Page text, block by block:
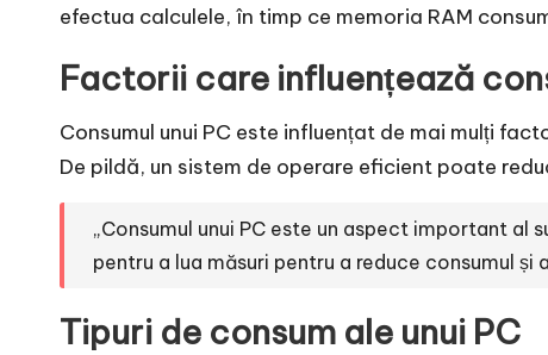
efectua calculele, în timp ce memoria RAM
Factorii care influențează
Consumul unui PC este influențat de mai mulți
De pildă, un sistem de operare eficient poate
„Consumul unui PC este un aspect important al
pentru a lua măsuri pentru a reduce consumul și
Tipuri de consum ale unui PC